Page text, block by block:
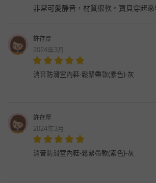
非常可愛靜音，材質很軟。寶貝穿起來
許存厚
2024年3月
消音防滑室內鞋-鬆緊帶款(素色)-灰
許存厚
2024年3月
消音防滑室內鞋-鬆緊帶款(素色)-灰